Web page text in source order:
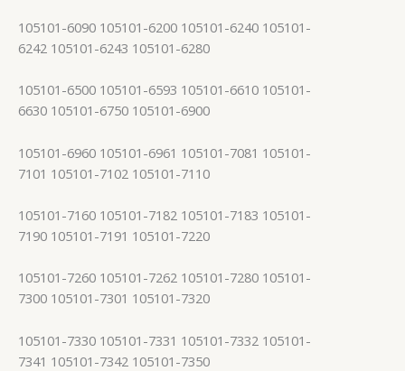
105101-6090 105101-6200 105101-6240 105101-
6242 105101-6243 105101-6280
105101-6500 105101-6593 105101-6610 105101-
6630 105101-6750 105101-6900
105101-6960 105101-6961 105101-7081 105101-
7101 105101-7102 105101-7110
105101-7160 105101-7182 105101-7183 105101-
7190 105101-7191 105101-7220
105101-7260 105101-7262 105101-7280 105101-
7300 105101-7301 105101-7320
105101-7330 105101-7331 105101-7332 105101-
7341 105101-7342 105101-7350